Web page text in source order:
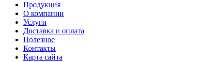
Продукция
О компании
Услуги
Доставка и оплата
Полезное
Контакты
Карта сайта